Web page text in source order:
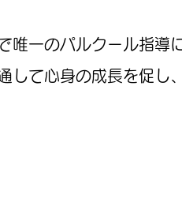
唯一のパルクール指導
して心身の成長を促し